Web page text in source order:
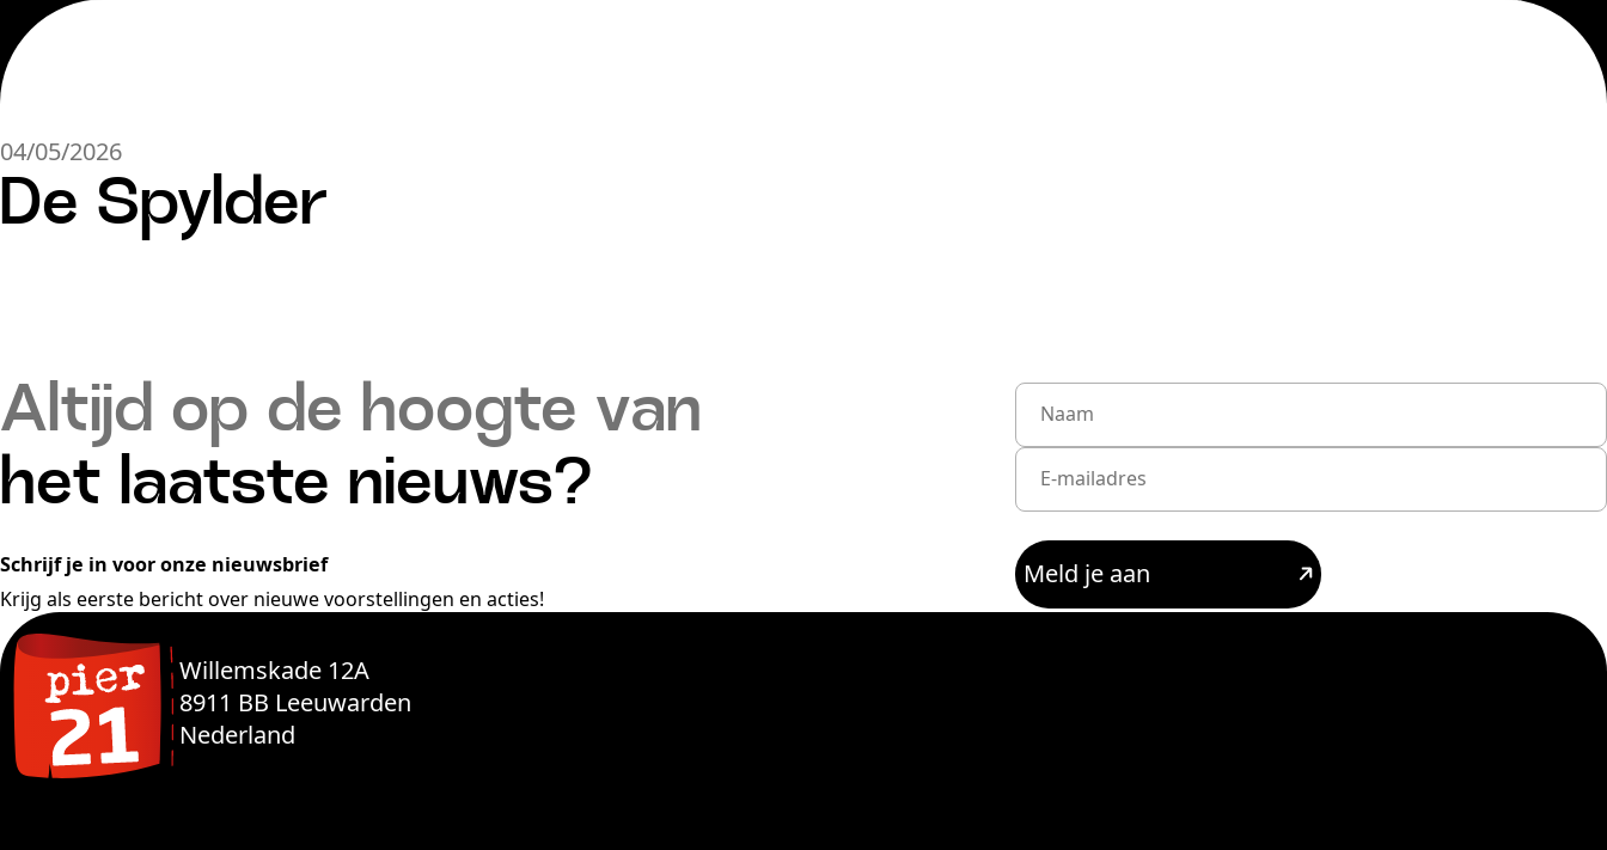
04/05/2026
De Spylder
Altijd op de hoogte van
het laatste nieuws?
Schrijf je in voor onze nieuwsbrief
Krijg als eerste bericht over nieuwe voorstellingen en acties!
Meld je aan
Willemskade 12A
8911 BB Leeuwarden
Nederland